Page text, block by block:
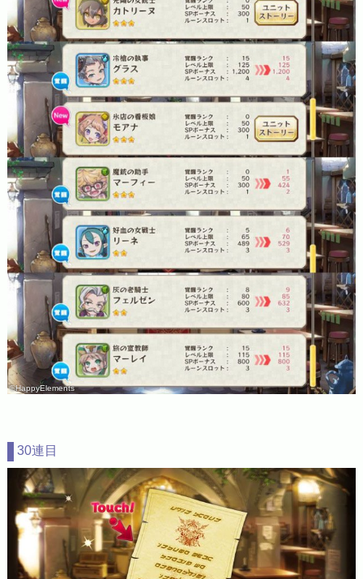
©HappyElements
30連目